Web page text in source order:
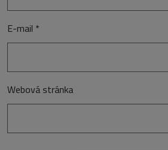
E-mail *
Webová stránka